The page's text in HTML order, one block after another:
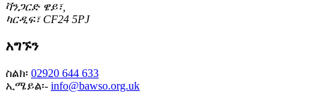
ቫንጋርድ ዌይ፣,
ካርዲፍ፣ CF24 5PJ
አግኙን
ስልክ፡ 02920 644 633
ኢሜይል፡- info@bawso.org.uk